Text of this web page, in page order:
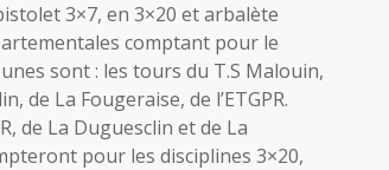
3×7, en 3×20 et arbalète
comptant pour le
sont : les tours du T.S Malouin,
de La Fougeraise, de l’ETGPR.
de La Duguesclin et de La
pour les disciplines 3×20,